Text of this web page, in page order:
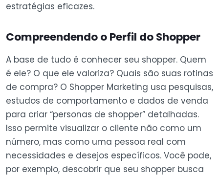
estratégias eficazes.
Compreendendo o Perfil do Shopper
A base de tudo é conhecer seu shopper. Quem
é ele? O que ele valoriza? Quais são suas rotinas
de compra? O Shopper Marketing usa pesquisas,
estudos de comportamento e dados de venda
para criar “personas de shopper” detalhadas.
Isso permite visualizar o cliente não como um
número, mas como uma pessoa real com
necessidades e desejos específicos. Você pode,
por exemplo, descobrir que seu shopper busca